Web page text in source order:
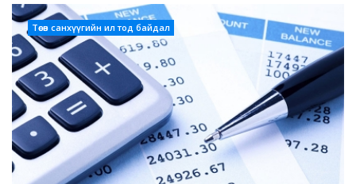
Төсөв санхүүгийн ил тод байдал